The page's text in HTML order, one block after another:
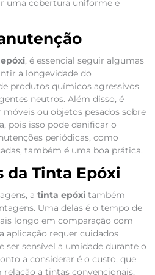
uma cobertura uniforme e
, é essencial seguir algumas
a longevidade do
produtos químicos agressivos
neutros. Além disso, é
ou objetos pesados sobre
pois isso pode danificar o
periódicas, como
também é uma boa prática.
da Tinta Epóxi
a tinta epóxitambém
Uma delas é o tempo de
longo em comparação com
aplicação requer cuidados
ser sensível a umidade durante o
a considerar é o custo, que
relação a tintas convencionais,